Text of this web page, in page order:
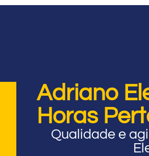
Adriano
Horas
Qualidade e